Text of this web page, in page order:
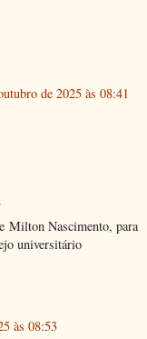
de 2025 às 08:41
Milton Nascimento, para
universitário
às 08:53